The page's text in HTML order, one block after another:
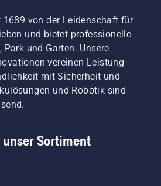
von der Leidenschaft für
und bietet professionelle
Park und Garten. Unsere
vereinen Leistung
mit Sicherheit und
und Robotik sind
unser Sortiment